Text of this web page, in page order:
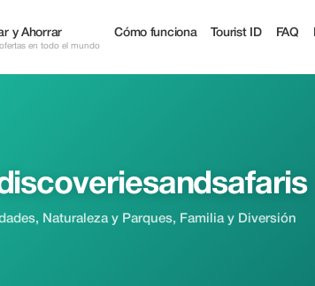
y Ahorrar
en todo el mundo
Cómo funciona Tourist ID FAQ
Naturaleza y Parques, Familia y Diversión